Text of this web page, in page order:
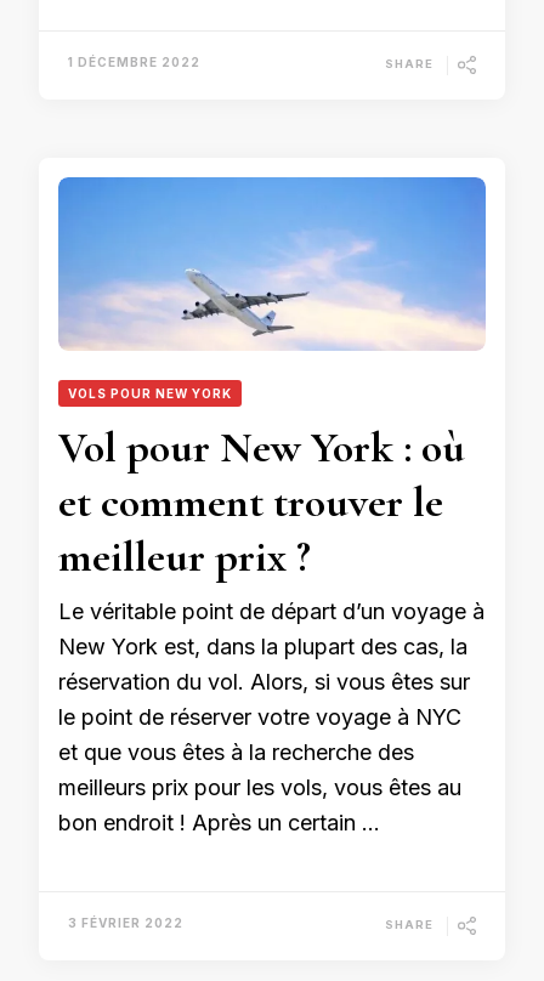
1 DÉCEMBRE 2022 SHARE
VOLS POUR NEW YORK
Vol pour New York : où
et comment trouver le
meilleur prix ?
Le véritable point de départ d’un voyage à
New York est, dans la plupart des cas, la
réservation du vol. Alors, si vous êtes sur
le point de réserver votre voyage à NYC
et que vous êtes à la recherche des
meilleurs prix pour les vols, vous êtes au
bon endroit ! Après un certain …
3 FÉVRIER 2022 SHARE